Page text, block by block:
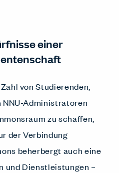
einer
von Studierenden,
NNU-Administratoren
zu schaffen,
der Verbindung
beherbergt auch eine
und Dienstleistungen –